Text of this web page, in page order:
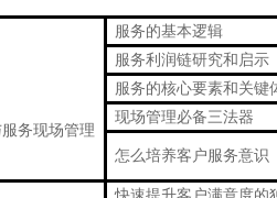
务现场管理
服务的基本逻辑
服务利润链研究和启示
服务的核心要素和关键
现场管理必备三法器
怎么培养客户服务意识